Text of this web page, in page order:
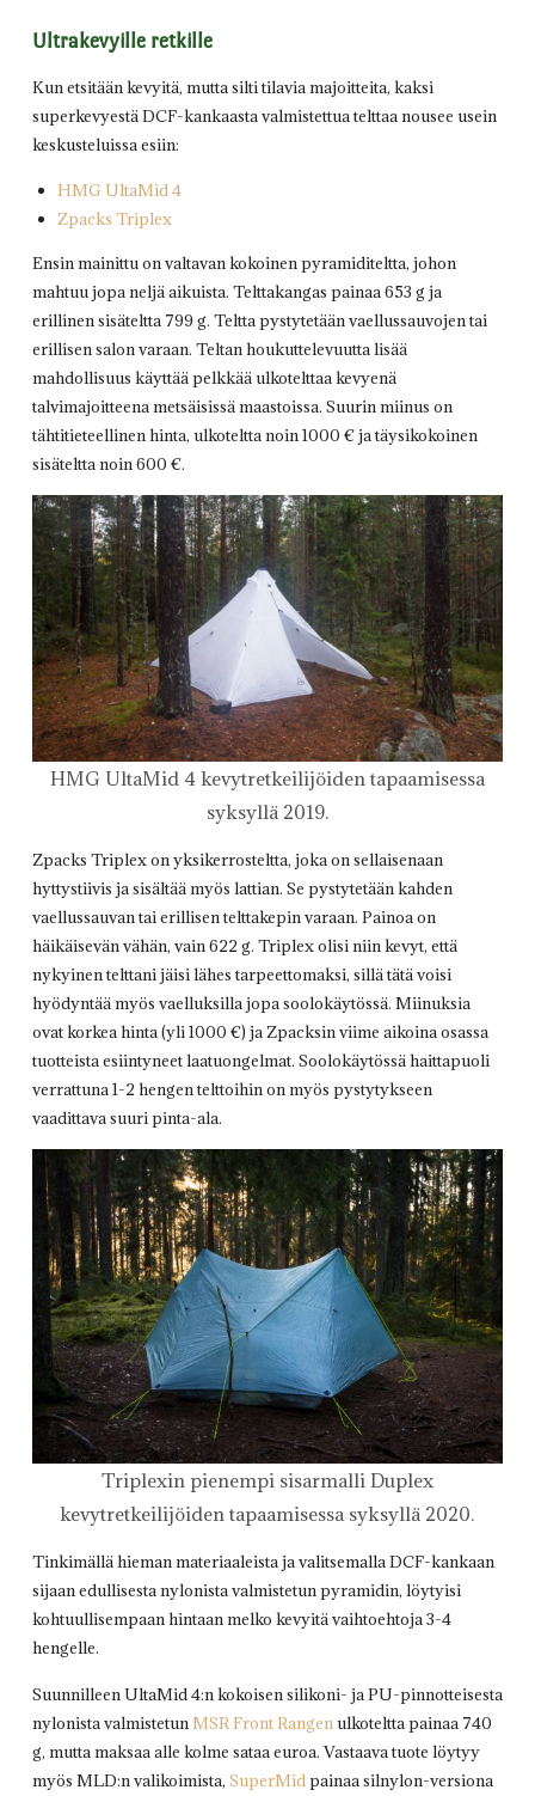
Ultrakevyille retkille
Kun etsitään kevyitä, mutta silti tilavia majoitteita, kaksi
superkevyestä DCF-kankaasta valmistettua telttaa nousee usein
keskusteluissa esiin:
HMG UltaMid 4
Zpacks Triplex
Ensin mainittu on valtavan kokoinen pyramiditeltta, johon
mahtuu jopa neljä aikuista. Telttakangas painaa 653 g ja
erillinen sisäteltta 799 g. Teltta pystytetään vaellussauvojen tai
erillisen salon varaan. Teltan houkuttelevuutta lisää
mahdollisuus käyttää pelkkää ulkotelttaa kevyenä
talvimajoitteena metsäisissä maastoissa. Suurin miinus on
tähtitieteellinen hinta, ulkoteltta noin 1000 € ja täysikokoinen
sisäteltta noin 600 €.
HMG UltaMid 4 kevytretkeilijöiden tapaamisessa
syksyllä 2019.
Zpacks Triplex on yksikerrosteltta, joka on sellaisenaan
hyttystiivis ja sisältää myös lattian. Se pystytetään kahden
vaellussauvan tai erillisen telttakepin varaan. Painoa on
häikäisevän vähän, vain 622 g. Triplex olisi niin kevyt, että
nykyinen telttani jäisi lähes tarpeettomaksi, sillä tätä voisi
hyödyntää myös vaelluksilla jopa soolokäytössä. Miinuksia
ovat korkea hinta (yli 1000 €) ja Zpacksin viime aikoina osassa
tuotteista esiintyneet laatuongelmat. Soolokäytössä haittapuoli
verrattuna 1-2 hengen telttoihin on myös pystytykseen
vaadittava suuri pinta-ala.
Triplexin pienempi sisarmalli Duplex
kevytretkeilijöiden tapaamisessa syksyllä 2020.
Tinkimällä hieman materiaaleista ja valitsemalla DCF-kankaan
sijaan edullisesta nylonista valmistetun pyramidin, löytyisi
kohtuullisempaan hintaan melko kevyitä vaihtoehtoja 3-4
hengelle.
Suunnilleen UltaMid 4:n kokoisen silikoni- ja PU-pinnotteisesta
nylonista valmistetunMSR Front Rangenulkoteltta painaa 740
g, mutta maksaa alle kolme sataa euroa. Vastaava tuote löytyy
myös MLD:n valikoimista, SuperMidpainaa silnylon-versiona